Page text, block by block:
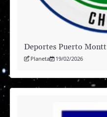
Deportes Puerto Montt
Planeta 19/02/2026